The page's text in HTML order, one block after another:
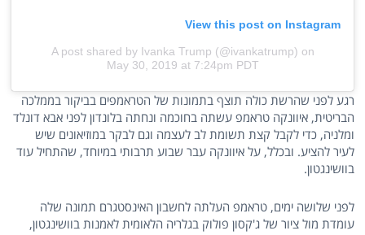
View this post on Instagram
A post shared by Ivanka Trump (@ivankatrump) on
May 30, 2019 at 7:24pm PDT
רגע לפני שהרשת כולה תוצף בתמונות של הטראמפים בביקור בממלכה
הבריטית, איוונקה טראמפ עשתה בחוכמה ונחתה בלונדון לפני אבא דונלד
ומלניה, כדי לקבל קצת תשומת לב לעצמה וגם לבקר במוזיאונים שיש
לעיר להציע. ובכלל, על איוונקה עבר שבוע תרבותי במיוחד, שהתחיל עוד
בוושינגטון.
לפני שלושה ימים, טראמפ העלתה לחשבון האינסטגרם תמונה שלה
עומדת מול ציור של ג'קסון פולוק בגלריה הלאומית לאמנות בוושינגטון,